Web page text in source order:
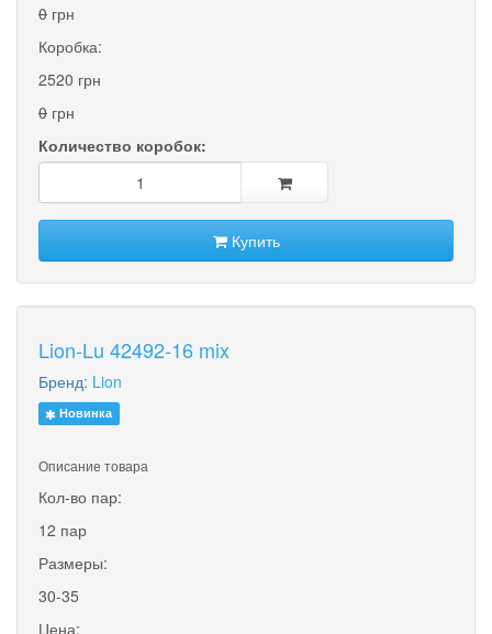
0 грн
Коробка:
2520 грн
0 грн
Количество коробок:
Купить
Lion-Lu 42492-16 mix
Бренд: Lion
Новинка
Описание товара
Кол-во пар:
12 пар
Размеры:
30-35
Цена: